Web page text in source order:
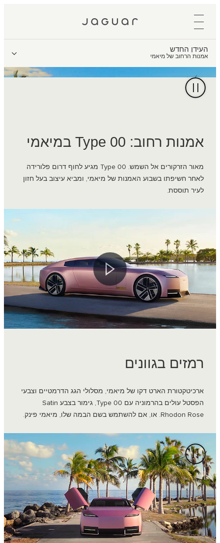
העידן החדש
אמנות הרחוב של מיאמי
אמנות רחוב: Type 00 במיאמי
מאור הזרקורים אל השמש. Type 00 מגיע לחוף דרום פלורידה
לאחר חשיפתו בשבוע האמנות של מיאמי, ומביא עיצוב בעל חזון
לעיר תוססת.
רמזים בגוונים
ארכיטקטורת הארט דקו של מיאמי, מסלולי הגג הדרמטיים וצבעי
הפסטל עולים בהרמוניה עם Type 00, גימור בצבע Satin
Rhodon Rose. או, אם להשתמש בשם הבמה שלו, מיאמי פינק.